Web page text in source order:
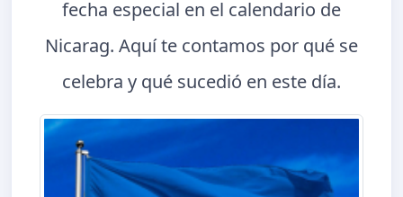
fecha especial en el calendario de
Nicarag. Aquí te contamos por qué se
celebra y qué sucedió en este día.